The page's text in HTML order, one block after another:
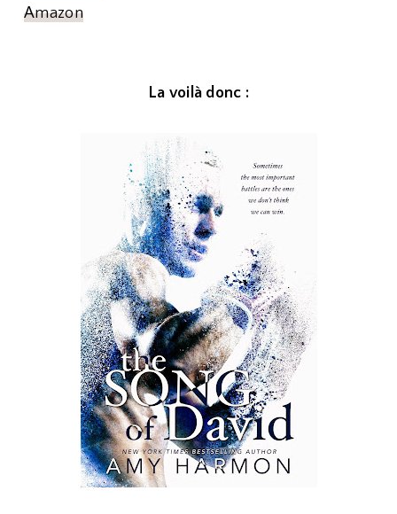
Amazon
La voilà donc :